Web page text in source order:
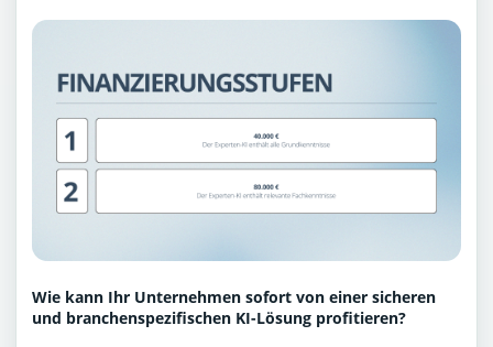
Wie kann Ihr Unternehmen sofort von einer sicheren
und branchenspezifischen KI-Lösung profitieren?